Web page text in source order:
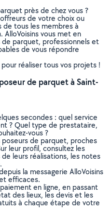
près de chez vous ?
de votre choix ou
tous les membres à
vous met en
parquet, professionnels et
de vous répondre
réaliser tous vos projets !
de parquet à Saint-
secondes : quel service
? Quel type de prestataire,
vous ?
de parquet, proches
leur profil, consultez les
leurs réalisations, les notes
la messagerie AlloVoisins
efficaces.
en ligne, en passant
des lieux, les devis et les
à chaque étape de votre